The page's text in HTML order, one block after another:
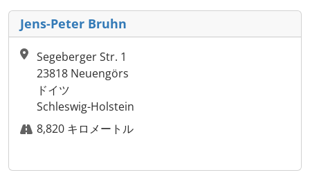
Jens-Peter Bruhn
Segeberger Str. 1
23818 Neuengörs
ドイツ
Schleswig-Holstein
8,820 キロメートル